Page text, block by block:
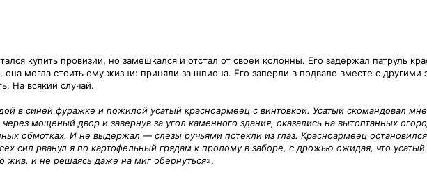
купить провизии, но замешкался и отстал от своей колонны. Его задержал патруль
она могла стоить ему жизни: приняли за шпиона. Его заперли в подвале вместе с
На всякий случай.
в синей фуражке и пожилой усатый красноармеец с винтовкой. Усатый скомандовал
мощеный двор и завернув за угол каменного здания, оказались на вытоптанных
обмотках. И не выдержал — слезы ручьями потекли из глаз. Красноармеец
сил рванул я по картофельный грядам к пролому в заборе, с дрожью ожидая, что
жив, и не решаясь даже на миг обернуться».